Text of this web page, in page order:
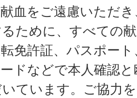
血をご遠慮いただ
ために、すべての
免許証、パスポー
ドなどで本人確認
ています。ご協力